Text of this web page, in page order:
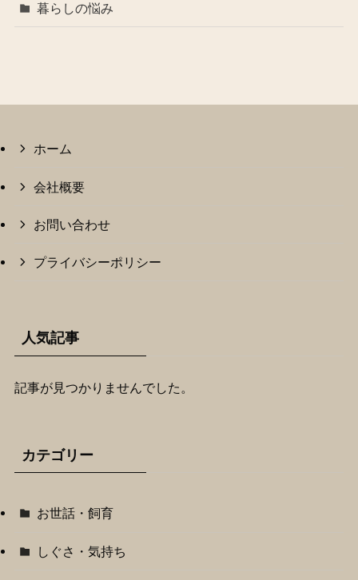
暮らしの悩み
ホーム
会社概要
お問い合わせ
プライバシーポリシー
人気記事
記事が見つかりませんでした。
カテゴリー
お世話・飼育
しぐさ・気持ち